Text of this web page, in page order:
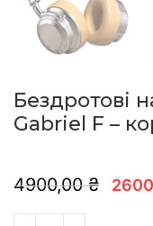
Бездротові
Gabriel F –
4900,00 ₴